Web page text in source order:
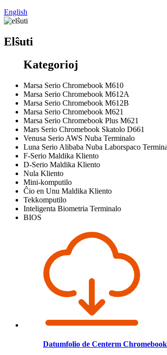
English
Elŝuti
Kategorioj
Marsa Serio Chromebook M610
Marsa Serio Chromebook M612A
Marsa Serio Chromebook M612B
Marsa Serio Chromebook M621
Marsa Serio Chromebook Plus M621
Mars Serio Chromebook Skatolo D661
Venusa Serio AWS Nuba Terminalo
Luna Serio Alibaba Nuba Laborspaco
F-Serio Maldika Kliento
D-Serio Maldika Kliento
Nula Kliento
Mini-komputilo
Ĉio en Unu Maldika Kliento
Tekkomputilo
Inteligenta Biometria Terminalo
BIOS
Datumfolio de Centerm